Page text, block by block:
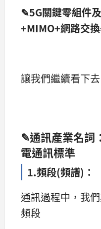
✎5G關鍵零組件
+MIMO+網路交
讓我們繼續看下
✎通訊產業名詞
電通訊標準
1.頻段(頻譜) ：
通訊過程中，我
頻段